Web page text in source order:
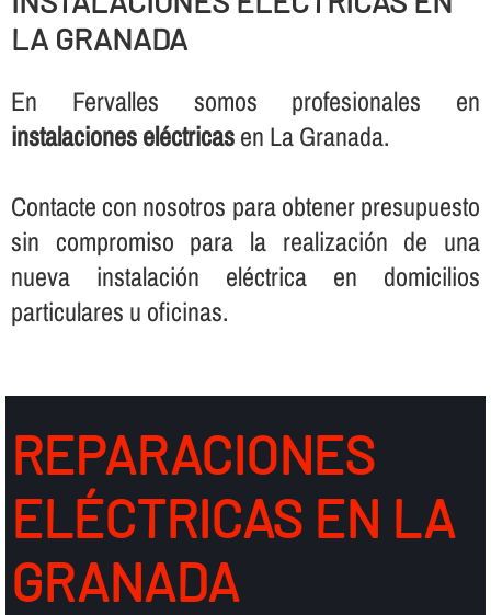
LA GRANADA
En Fervalles somos profesionales en
instalaciones eléctricasen La Granada.
Contacte con nosotros para obtener presupuesto
sin compromiso para la realización de una
nueva instalación eléctrica en domicilios
particulares u oficinas.
REPARACIONES
ELÉCTRICAS EN LA
GRANADA